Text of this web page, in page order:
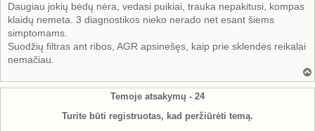
Daugiau jokių bėdų nėra, vedasi puikiai, trauka nepakitusi, kompas
klaidų nemeta. 3 diagnostikos nieko nerado net esant šiems
simptomams.
Suodžių filtras ant ribos, AGR apsinešęs, kaip prie sklendės reikalai
nemačiau.
i
Temoje atsakymų - 24
Turite būti registruotas, kad peržiūrėti temą.